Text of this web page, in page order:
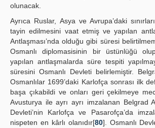
olunacak.
Ayrıca Ruslar, Asya ve Avrupa’daki
tayin edilmesini vaat etmiş ve yapılan
Antlaşması’nda olduğu gibi süresi
Osmanlı diplomasisinin bir üstünlüğü
yapılan antlaşmalarda süre tespiti
süresini Osmanlı Devleti belirlemiştir.
Osmanlılar 1699’daki Karlofça sonrası ilk
başa çıkabildi ve onları geri çekilmeye
Avusturya ile ayrı ayrı imzalanan Belgrad
Devleti’nin Karlofça ve Pasarofça’da
nispeten en kârlı olanıdır[80]. Osmanlı